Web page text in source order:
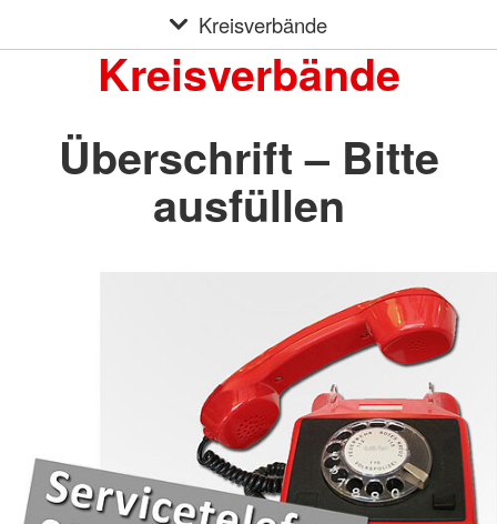
Kreisverbände
Kreisverbände
Überschrift – Bitte
ausfüllen